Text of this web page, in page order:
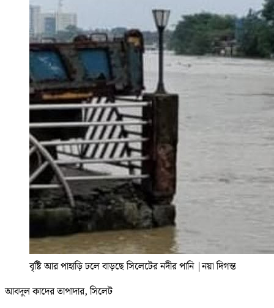
বৃষ্টি আর পাহাড়ি ঢলে বাড়ছে সিলেটের নদীর পানি |নয়া দিগন্ত
আবদুল কাদের তাপাদার, সিলেট